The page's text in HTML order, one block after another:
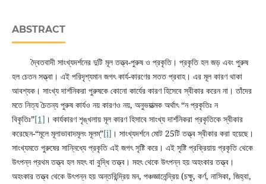
ABSTRACT
দ্বৈতবাদী সাংখ্যদর্শনের দুটি মূল তত্ত্ব-পুরুষ ও প্রকৃতি। প্রকৃতি হল জড় এবং পুরুষ
হল চেতন সত্ত্বা। এই পরিদৃশ্যমান জগৎ কার্য-কারণের সতত প্রবাহ। এর মূল কারণ থাকা
আবশ্যক। সাংখ্য দার্শনিকরা পুরুষকে কোনো কার্যের কারণ হিসেবে স্বীকার করেন না। তাঁদের
মতে নিত্য চৈতন্য পুরুষ কার্যও নয় কারণও নয়, অনুভয়াত্মক অর্থাৎ “ন প্রকৃতিঃ ন
বিকৃতিঃ”[1] । কার্যকারণ শৃঙ্খলায় মূল কারণ হিসাবে সাংখ্য দার্শনিকরা প্রকৃতিকে স্বীকার
করেছেন-“মূলে মূলাভাবাদমূলং মূলম্”[i] । সাংখ্যদর্শনে মোট 25টি তত্ত্ব স্বীকার করা হয়েছে।
সাংখ্যমতে পুরুষের সান্নিধ্যে প্রকৃতি এই জগৎ সৃষ্টি করে। এই সৃষ্টি প্রক্রিয়ায় প্রকৃতি থেকে
উৎপন্ন প্রথম তত্ত্ব হল মহৎ বা বুদ্ধি তত্ত্ব। মহৎ থেকে উৎপন্ন হয় অহংকার তত্ত্ব।
অহংকার তত্ত্ব থেকে উৎপন্ন হয় অন্তরিন্দ্রিয় মন, পঞ্চজ্ঞানেন্দ্রিয় (চক্ষু, কর্ণ, নাসিকা, জিহ্বা,